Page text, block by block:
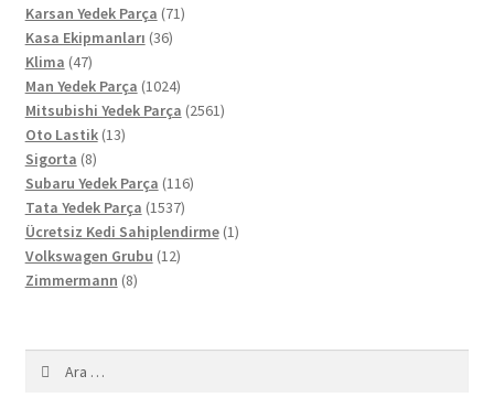
ürün
Karsan Yedek Parça 7171
Kasa Ekipmanları 3636
Klima 4747
ürün
Man Yedek Parça 10241024
ürün
Mitsubishi Yedek Parça 25612561
Oto Lastik 1313
Sigorta 88
ürün
Subaru Yedek Parça 116116
Tata Yedek Parça 15371537
ürün
Ücretsiz Kedi Sahiplendirme 11
Volkswagen Grubu 1212
Zimmermann 88